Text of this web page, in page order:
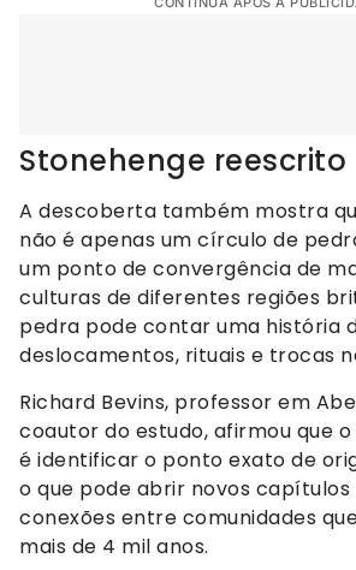
Stonehenge reescrito
A descoberta também mostra
não é apenas um círculo de
um ponto de convergência de
culturas de diferentes regiões
pedra pode contar uma história
deslocamentos, rituais e trocas
Richard Bevins, professor em
coautor do estudo, afirmou que
é identificar o ponto exato de
o que pode abrir novos capítulos
conexões entre comunidades
mais de 4 mil anos.